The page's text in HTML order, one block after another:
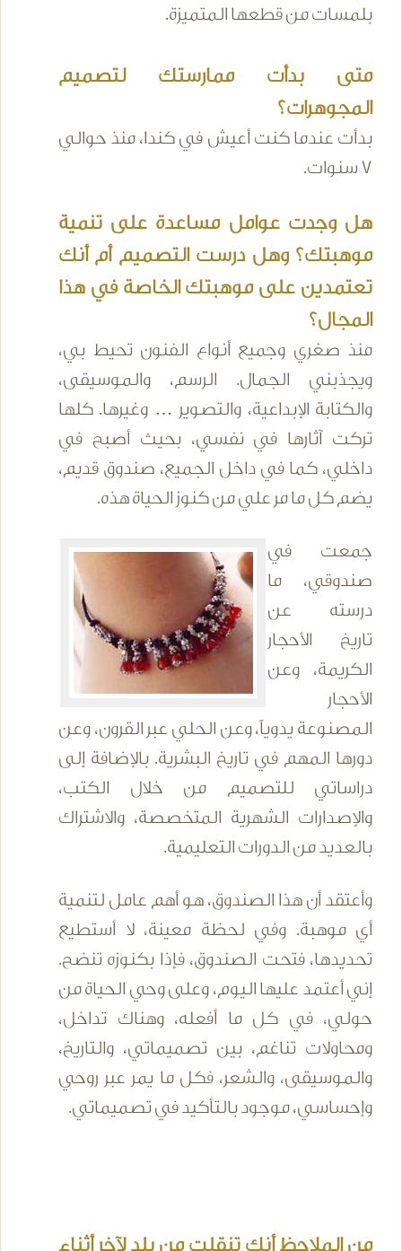
بلمسات من قطعها المتميزة.
متى بدأت ممارستك لتصميم
المجوهرات؟
بدأت عندما كنت أعيش في كندا، منذ حوالي
7 سنوات.
هل وجدت عوامل مساعدة على تنمية
موهبتك؟ وهل درست التصميم أم أنك
تعتمدين على موهبتك الخاصة في هذا
المجال؟
منذ صغري وجميع أنواع الفنون تحيط بي،
ويجذبني الجمال. الرسم، والموسيقى،
والكتابة الإبداعية، والتصوير … وغيرها. كلها
تركت آثارها في نفسي، بحيث أصبح في
داخلي، كما في داخل الجميع، صندوق قديم،
يضم كل ما مر علي من كنوز الحياة هذه.
جمعت في
صندوقي، ما
درسته عن
تاريخ الأحجار
الكريمة، وعن
الأحجار
المصنوعة يدوياً، وعن الحلي عبر القرون، وعن
دورها المهم في تاريخ البشرية. بالإضافة إلى
دراساتي للتصميم من خلال الكتب،
والإصدارات الشهرية المتخصصة، والاشتراك
بالعديد من الدورات التعليمية.
وأعتقد أن هذا الصندوق، هو أهم عامل لتنمية
أي موهبة. وفي لحظة معينة، لا أستطيع
تحديدها، فتحت الصندوق، فإذا بكنوزه تنضح.
إني أعتمد عليها اليوم، وعلى وحي الحياة من
حولي، في كل ما أفعله، وهناك تداخل،
ومحاولات تناغم، بين تصميماتي، والتاريخ،
والموسيقى، والشعر، فكل ما يمر عبر روحي
وإحساسي، موجود بالتأكيد في تصميماتي.
من الملاحظ أنك تنقلت من بلد لآخر أثناء